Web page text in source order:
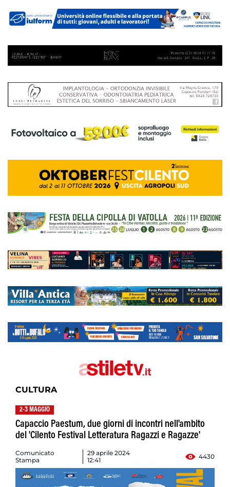
CULTURA
2-3 MAGGIO
Capaccio Paestum, due giorni di incontri nell'ambito
del 'Cilento Festival Letteratura Ragazzi e Ragazze'
Comunicato
Stampa
29 aprile 2024
12:41
4430